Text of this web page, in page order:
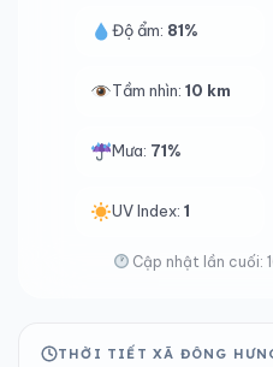
Độ ẩm: 81%
Tầm nhìn: 10 km
Mưa: 71%
UV Index: 1
Cập nhật lần cuối:
THỜI TIẾT XÃ ĐÔNG